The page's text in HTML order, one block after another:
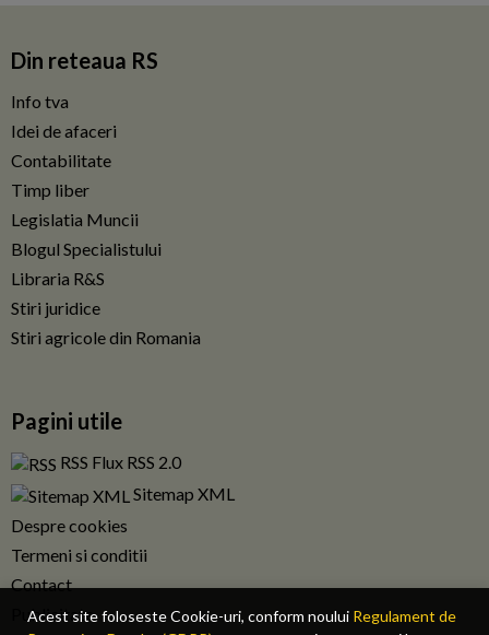
Acest site foloseste Cookie-uri, conform noului Regulament de
Din reteaua RS
Info tva
Idei de afaceri
Contabilitate
Timp liber
Legislatia Muncii
Blogul Specialistului
Libraria R&S
Stiri juridice
Stiri agricole din Romania
Pagini utile
RSS Flux RSS 2.0
Sitemap XML
Despre cookies
Termeni si conditii
Contact
Publicitate